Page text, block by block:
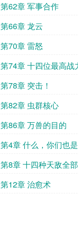
第62章 军事合作
第66章 龙云
第70章 雷怒
第74章 十四位最高战
战！
第78章 突击！
第82章 虫群核心
第86章 万兽的目的
第4章 什么，你们也
人类？
第8章 十四种天敌全部
第12章 治愈术